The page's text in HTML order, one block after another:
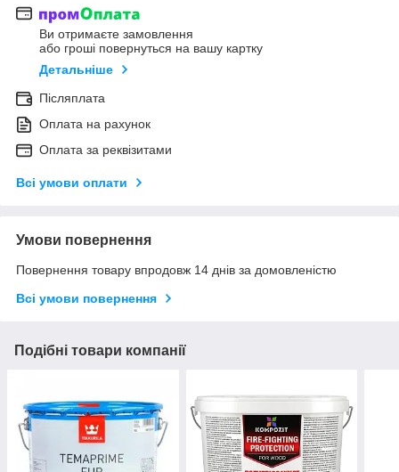
Ви отримаєте замовлення
або гроші повернуться на вашу картку
Детальніше
Післяплата
Оплата на рахунок
Оплата за реквізитами
Всі умови оплати
Умови повернення
Повернення товару впродовж 14 днів за домовленістю
Всі умови повернення
Подібні товари компанії